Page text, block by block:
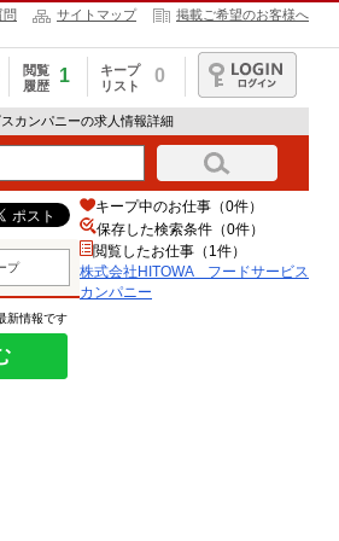
問 サイトマップ 掲載ご希望のお客様へ
閲覧
履歴
1
キープ
リスト
0
ログイン
カンパニーの求人情報詳細
プ
新情報です
キープ中のお仕事（0件）
保存した検索条件（0件）
閲覧したお仕事（1件）
株式会社HITOWA フードサービス
カンパニー